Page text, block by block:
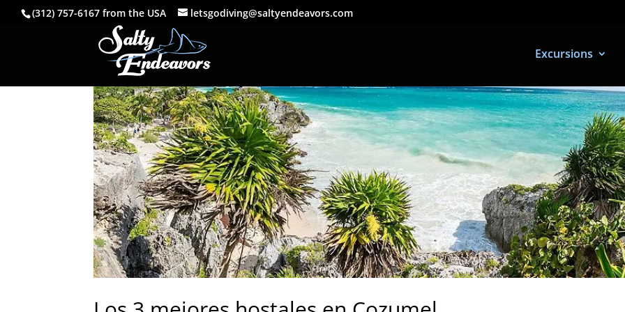
(312) 757-6167 from the USA letsgodiving@saltyendeavors.com
Excursions